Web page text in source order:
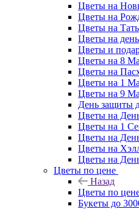
Цветы на
Цветы на
Цветы на
Цветы на
Цветы и
Цветы на 8
Цветы на
Цветы на 1
Цветы на 9
День защиты
Цветы на
Цветы на 1
Цветы на
Цветы на
Цветы на
Цветы по цене
Назад
Цветы по
Букеты до